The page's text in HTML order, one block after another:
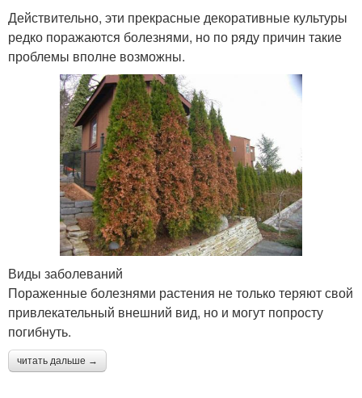
Действительно, эти прекрасные декоративные культуры
редко поражаются болезнями, но по ряду причин такие
проблемы вполне возможны.
Виды заболеваний
Пораженные болезнями растения не только теряют свой
привлекательный внешний вид, но и могут попросту
погибнуть.
читать дальше →